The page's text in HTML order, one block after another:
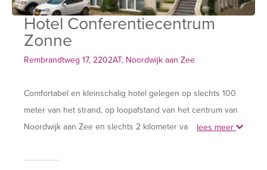
Hotel Conferentiecentrum
Zonne
Rembrandtweg 17, 2202AT, Noordwijk aan Zee
Comfortabel en kleinschalig hotel gelegen op slechts 100
meter van het strand, op loopafstand van het centrum van
Noordwijk aan Zee en slechts 2 kilometer van de A44.
duinen, de plezierige sfeer van de zalen, restaurant, bar,
lees meer